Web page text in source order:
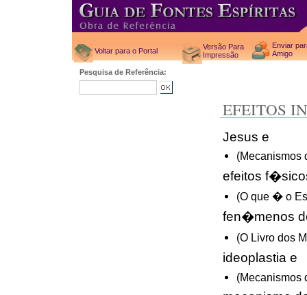
Voltar para o Portal
Versão Para
Impressão
Enviar
Amigo
Pesquisa de Referência:
EFEITOS
Jesus e
(Mecanismos
efeitos
(O que � o
fen�menos
(O Livro dos
ideoplastia e
(Mecanismos